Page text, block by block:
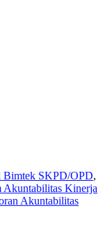
Bimtek SKPD/OPD,
Akuntabilitas Kinerja
Akuntabilitas